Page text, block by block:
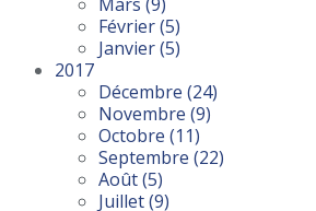
Février(5)
Janvier(5)
2017
Décembre (24)
Novembre (9)
Octobre (11)
Septembre (22)
Août(5)
Juillet(9)